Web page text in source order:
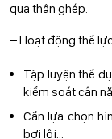
qua thận ghép.
– Hoạt động thể
Tập luyện thể
kiểm soát cân
Cần lựa chọn
bơi lội…